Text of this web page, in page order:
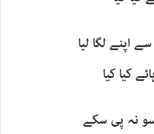
اپنے لگا لیا
کیا کیا
نہ پی سکے